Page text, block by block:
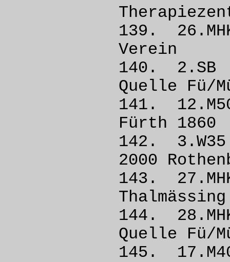
139.
140.
Quelle
141.
Fürth
142.
2000
143.
144.
Quelle
145.